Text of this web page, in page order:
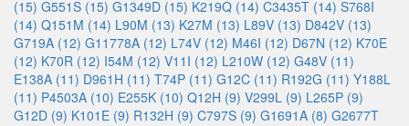
(15) G551S (15) G1349D (15) K219Q (14) C3435T (14) S768I
(14) Q151M (14) L90M (13) K27M (13) L89V (13) D842V (13)
G719A (12) G11778A (12) L74V (12) M46I (12) D67N (12) K70E
(12) K70R (12) I54M (12) V11I (12) L210W (12) G48V (11)
E138A (11) D961H (11) T74P (11) G12C (11) R192G (11) Y188L
(11) P4503A (10) E255K (10) Q12H (9) V299L (9) L265P (9)
G12D (9) K101E (9) R132H (9) C797S (9) G1691A (8) G2677T